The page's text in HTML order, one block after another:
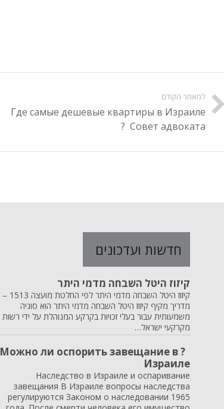
למאמר הקודם
Где самые дешевые квартиры в Израиле
? Совет адвоката
חדשות ועדכונים
קיזוז היטל השבחה מדמי היתר
קיזוז היטל השבחה מדמי היתר לפי החלטת מועצה 1513 –
מדריך מקיף קיזוז היטל השבחה מדמי היתר הוא סוגיה
משמעותית עבור בעלי זכויות בקרקע המנוהלת על ידי רשות
מקרקעי ישראל…
? Можно ли оспорить завещание в
Израиле
Наследство в Израиле и оспаривание
завещания В Израиле вопросы наследства
регулируются Законом о наследовании 1965